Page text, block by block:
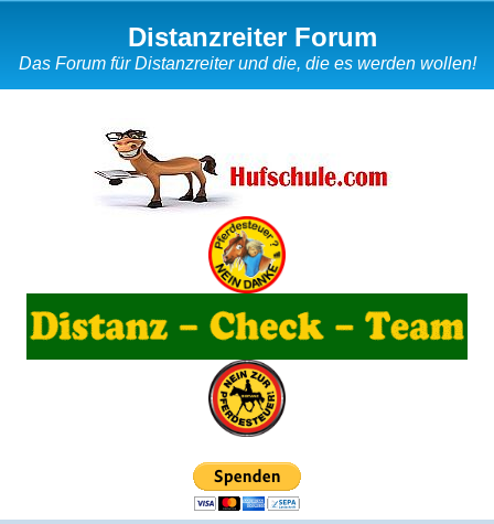
Distanzreiter Forum
Das Forum für Distanzreiter und die, die es werden wollen!